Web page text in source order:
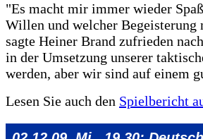
"Es macht mir immer wieder
Willen und welcher Begeisterung
sagte Heiner Brand zufrieden
in der Umsetzung unserer
werden, aber wir sind auf einem
Lesen Sie auch den Spielbericht